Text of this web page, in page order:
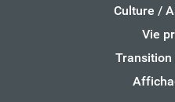
Culture /
Vie
Transition